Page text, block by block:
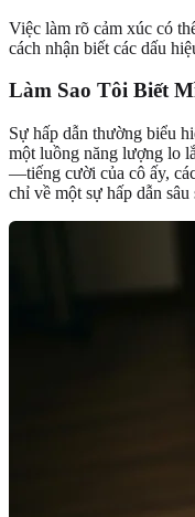
Việc làm rõ cảm xúc có
cách nhận biết các dấu
Làm Sao Tôi Biết
Sự hấp dẫn thường biểu
một luồng năng lượng lo
—tiếng cười của cô ấy,
chỉ về một sự hấp dẫn sâu